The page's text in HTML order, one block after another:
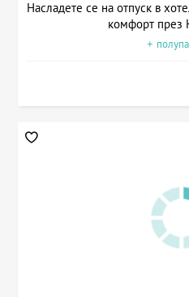
Насладете се на отпуск в
комфорт през
+